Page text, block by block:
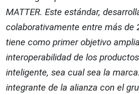
MATTER. Este estándar,
colaborativamente entre más de
tiene como primer objetivo
interoperabilidad de los
inteligente, sea cual sea la
integrante de la alianza con el